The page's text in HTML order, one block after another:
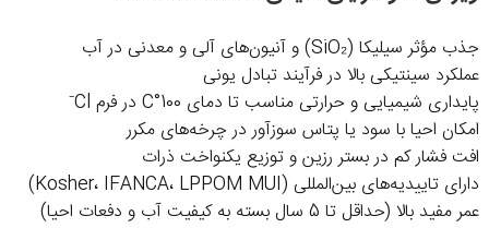
جذب مؤثر سیلیکا (SiO₂) و آنیون‌های آلی و معدنی در آب
عملکرد سینتیکی بالا در فرآیند تبادل یونی
پایداری شیمیایی و حرارتی مناسب تا دمای 100°C در فرم Cl⁻
امکان احیا با سود یا پتاس سوزآور در چرخه‌های مکرر
افت فشار کم در بستر رزین و توزیع یکنواخت ذرات
دارای تاییدیه‌های بین‌المللی (Kosher، IFANCA، LPPOM MUI)
عمر مفید بالا (حداقل تا 5 سال بسته به کیفیت آب و دفعات احیا)